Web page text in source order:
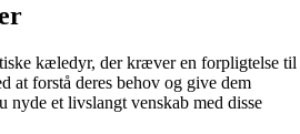
kæledyr, der kræver en forpligtelse til
at forstå deres behov og give dem
et livslangt venskab med disse